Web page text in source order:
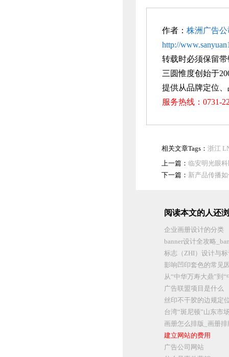
作者： 株洲广告公
http://
转载时必须保留
三圆惟度创始于
提供从品牌定位
服务热线：0731-
相关文章Tags： 浙江
上一篇： 临安明光眼
下一篇： 新产品传播
阅读本文的人还
企业画册设计的分类
banner设计全攻略
标志（ZHI）设计与
影响凹印套色的常见
从“中华万寿大鼎”到
广告联盟项目是什么
丝印不干胶的边规定
台湾“斑尼顿”山东市
画册怎么排版_画册
建立网站的费用
广告公司网站